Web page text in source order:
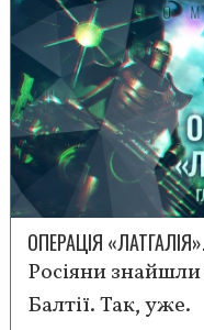
ОПЕРАЦІЯ
Росіяни
Балтії. Так, уже.